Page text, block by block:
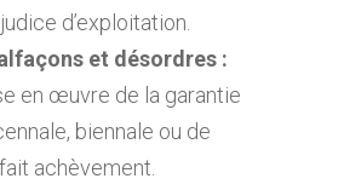
d’exploitation.
et désordres :
en œuvre de la garantie
biennale ou de
achèvement.